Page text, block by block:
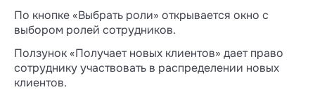
По кнопке «Выбрать роли» открывается окно с
выбором ролей сотрудников.
Ползунок «Получает новых клиентов» дает право
сотруднику участвовать в распределении новых
клиентов.